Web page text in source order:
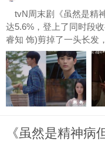
tvN周末剧《虽然是精
达5.6%，登上了同时
睿知 饰)剪掉了一头长发
《虽然是精神病